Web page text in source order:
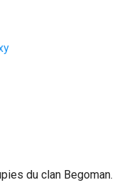
du clan Begoman.